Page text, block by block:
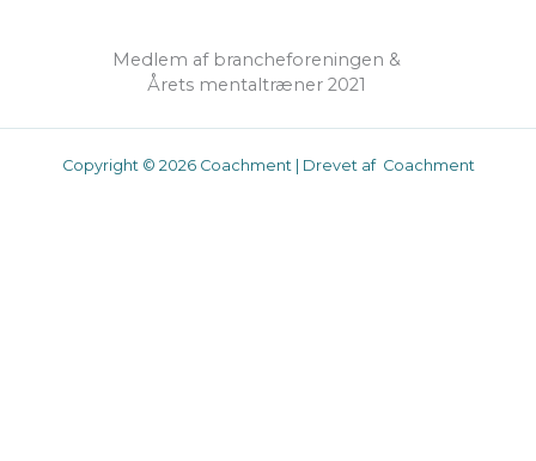
Medlem af brancheforeningen &
Årets mentaltræner 2021
Copyright © 2026 Coachment | Drevet af Coachment